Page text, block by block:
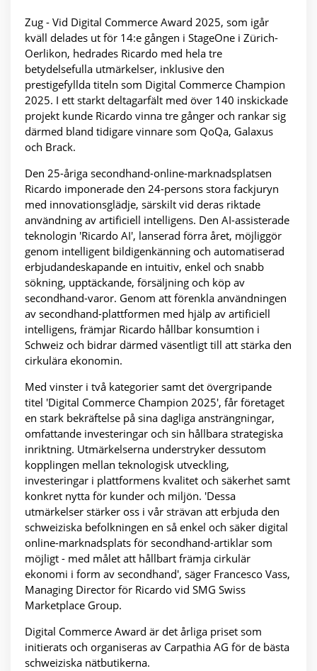
Zug - Vid Digital Commerce Award 2025, som igår
kväll delades ut för 14:e gången i StageOne i Zürich-
Oerlikon, hedrades Ricardo med hela tre
betydelsefulla utmärkelser, inklusive den
prestigefyllda titeln som Digital Commerce Champion
2025. I ett starkt deltagarfält med över 140 inskickade
projekt kunde Ricardo vinna tre gånger och rankar sig
därmed bland tidigare vinnare som QoQa, Galaxus
och Brack.
Den 25-åriga secondhand-online-marknadsplatsen
Ricardo imponerade den 24-persons stora fackjuryn
med innovationsglädje, särskilt vid deras riktade
användning av artificiell intelligens. Den AI-assisterade
teknologin 'Ricardo AI', lanserad förra året, möjliggör
genom intelligent bildigenkänning och automatiserad
erbjudande­skapande en intuitiv, enkel och snabb
sökning, upptäckande, försäljning och köp av
secondhand-varor. Genom att förenkla användningen
av secondhand-plattformen med hjälp av artificiell
intelligens, främjar Ricardo hållbar konsumtion i
Schweiz och bidrar därmed väsentligt till att stärka den
cirkulära ekonomin.
Med vinster i två kategorier samt det övergripande
titel 'Digital Commerce Champion 2025', får företaget
en stark bekräftelse på sina dagliga ansträngningar,
omfattande investeringar och sin hållbara strategiska
inriktning. Utmärkelserna understryker dessutom
kopplingen mellan teknologisk utveckling,
investeringar i plattformens kvalitet och säkerhet samt
konkret nytta för kunder och miljön. 'Dessa
utmärkelser stärker oss i vår strävan att erbjuda den
schweiziska befolkningen en så enkel och säker digital
online-marknadsplats för secondhand-artiklar som
möjligt - med målet att hållbart främja cirkulär
ekonomi i form av secondhand', säger Francesco Vass,
Managing Director för Ricardo vid SMG Swiss
Marketplace Group.
Digital Commerce Award är det årliga priset som
initierats och organiseras av Carpathia AG för de bästa
schweiziska nätbutikerna.